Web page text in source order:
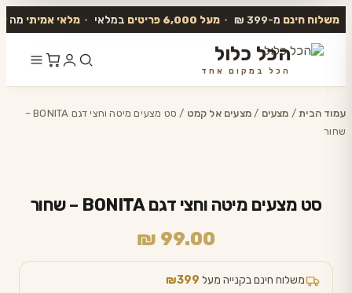
משלוח חינם מ-399 ₪ • מעל 6,000 פריטים במלאי • מלאי אמיתי מה
הכל כלול
הכל במקום אחד
לתוכן
עמוד הבית/ מצעים /מצעים אל קמט
/ סט מצעים מיטה וחצי דגם BONITA –
שחור
סט מצעים מיטה וחצי דגם BONITA – שחור
₪ 99.00
משלוח חינם בקנייה מעל ₪399